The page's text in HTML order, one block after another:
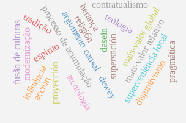
argumento causalsuperstición
proyección
processo de acumulação mais-valor global
mais-valor relativo
superveniência local
disjuntivismo
religión
tecnología dewey
teología
espirito
influência
dasein
herança
modernização
tradição
fusão de culturas pragmática
contratualismo
acción